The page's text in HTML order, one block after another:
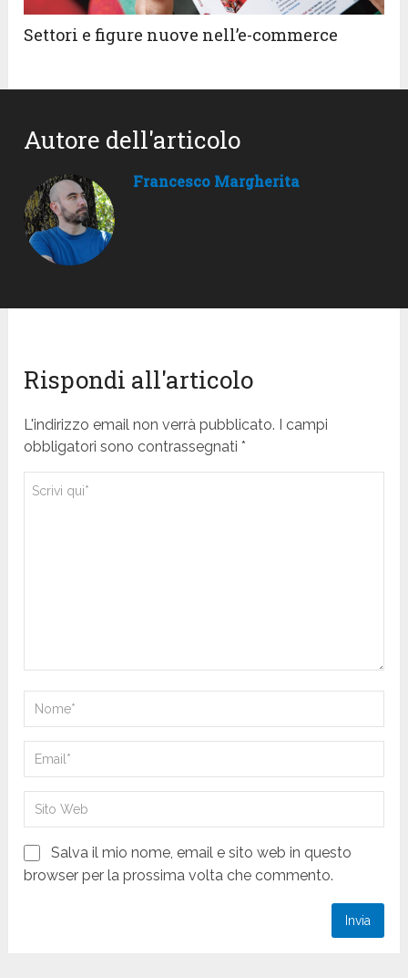
Settori e figure nuove nell’e-commerce
Autore dell'articolo
Francesco Margherita
Rispondi all'articolo
L'indirizzo email non verrà pubblicato. I campi
obbligatori sono contrassegnati *
Salva il mio nome, email e sito web in questo
browser per la prossima volta che commento.